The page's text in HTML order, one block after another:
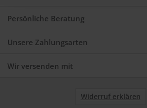
Persönliche Beratung
Unsere Zahlungsarten
Wir versenden mit
Widerruf erklären